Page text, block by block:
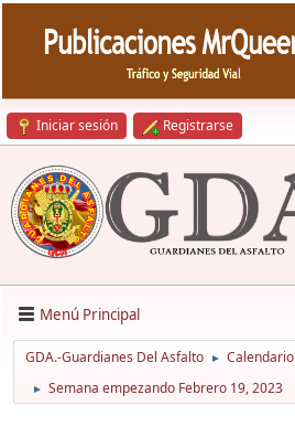
Iniciar sesión Registrarse
Menú Principal
GDA.-Guardianes Del Asfalto ► Calendario
► Semana empezando Febrero 19, 2023